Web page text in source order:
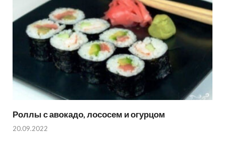
Роллы с авокадо, лососем и огурцом
20.09.2022